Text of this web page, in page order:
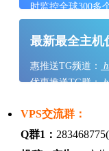
时监控全球300多
最新最全主机
惠推送TG频道：
优惠推送TG群：
VPS交流群：
Q群1：